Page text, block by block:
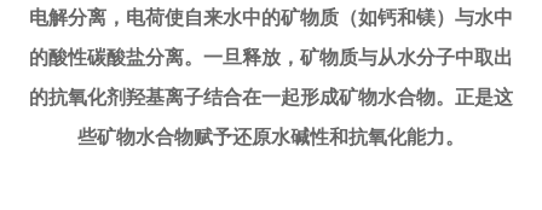
电解分离，电荷使自来水中的矿物质（如钙和镁）与水中
的酸性碳酸盐分离。一旦释放，矿物质与从水分子中取出
的抗氧化剂羟基离子结合在一起形成矿物水合物。正是这
些矿物水合物赋予还原水碱性和抗氧化能力。